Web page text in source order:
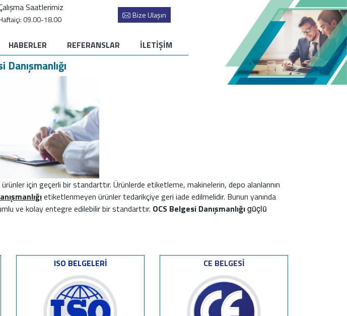
Saatlerimiz
09.00-18.00 Bize Ulaşın
HABERLER REFERANSLAR İLETİŞİM
Danışmanlığı
için geçerli bir standarttır. Ürünlerde etiketleme, makinelerin, depo alanlarının
etiketlenmeyen ürünler tedarikçiye geri iade edilmelidir. Bunun yanında
ve kolay entegre edilebilir bir standarttır. OCS Belgesi Danışmanlığıgüçlü
ISO BELGELERİ CE BELGESİ